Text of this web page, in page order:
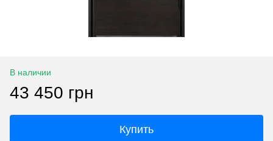
В наличии
43 450 грн
Купить